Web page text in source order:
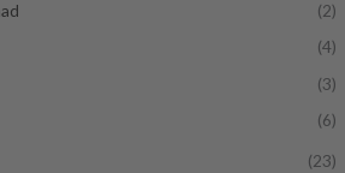
(2)
(4)
(3)
(6)
(23)